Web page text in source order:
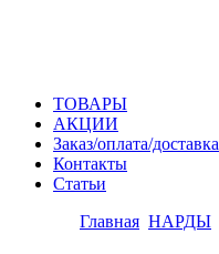
ТОВАРЫ
АКЦИИ
Заказ/оплата/доставка
Контакты
Статьи
Главная НАРДЫ